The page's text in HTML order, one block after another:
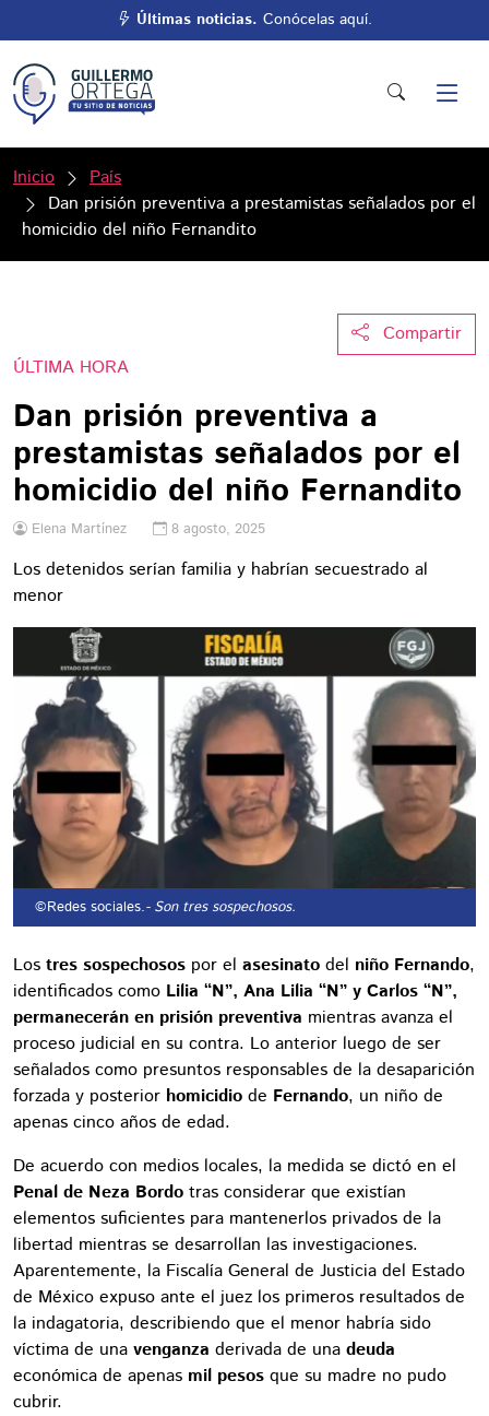
Últimas noticias. Conócelas aquí.
Inicio
País
Dan prisión preventiva a prestamistas señalados por el
homicidio del niño Fernandito
Compartir
ÚLTIMA HORA
Dan prisión preventiva a
prestamistas señalados por el
homicidio del niño Fernandito
Elena Martínez 8 agosto, 2025
Los detenidos serían familia y habrían secuestrado al
menor
©Redes sociales.- Son tres sospechosos.
Los tres sospechosos por el asesinato del niño Fernando,
identificados como Lilia “N”, Ana Lilia “N” y Carlos “N”,
permanecerán en prisión preventiva mientras avanza el
proceso judicial en su contra. Lo anterior luego de ser
señalados como presuntos responsables de la desaparición
forzada y posterior homicidio de Fernando, un niño de
apenas cinco años de edad.
De acuerdo con medios locales, la medida se dictó en el
Penal de Neza Bordo tras considerar que existían
elementos suficientes para mantenerlos privados de la
libertad mientras se desarrollan las investigaciones.
Aparentemente, la Fiscalía General de Justicia del Estado
de México expuso ante el juez los primeros resultados de
la indagatoria, describiendo que el menor habría sido
víctima de una venganza derivada de una deuda
económica de apenas mil pesos que su madre no pudo
cubrir.